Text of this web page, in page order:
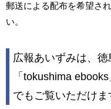
郵送による配布を希望さ
い。
広報あいずみは、
「tokushima
でもご覧いただけま